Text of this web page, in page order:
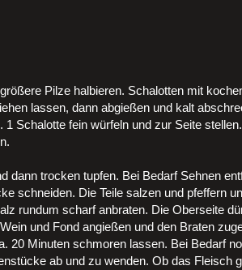
Pilze halbieren. Schalotten mit
lassen, dann abgießen und kalt
1 Schalotte fein würfeln und zur Seite
dann trocken tupfen. Bei Bedarf Sehnen
schneiden. Die Teile salzen und pfeffern
rundum scharf anbraten. Die Oberseite
und Fond angießen und den Braten
20 Minuten schmoren lassen. Bei Bedarf
ab und zu wenden. Ob das Fleisch